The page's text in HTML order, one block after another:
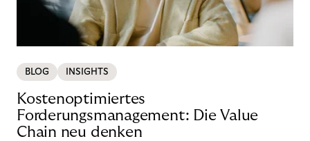
BLOG INSIGHTS
Kostenoptimiertes
Forderungsmanagement: Die Value
Chain neu denken